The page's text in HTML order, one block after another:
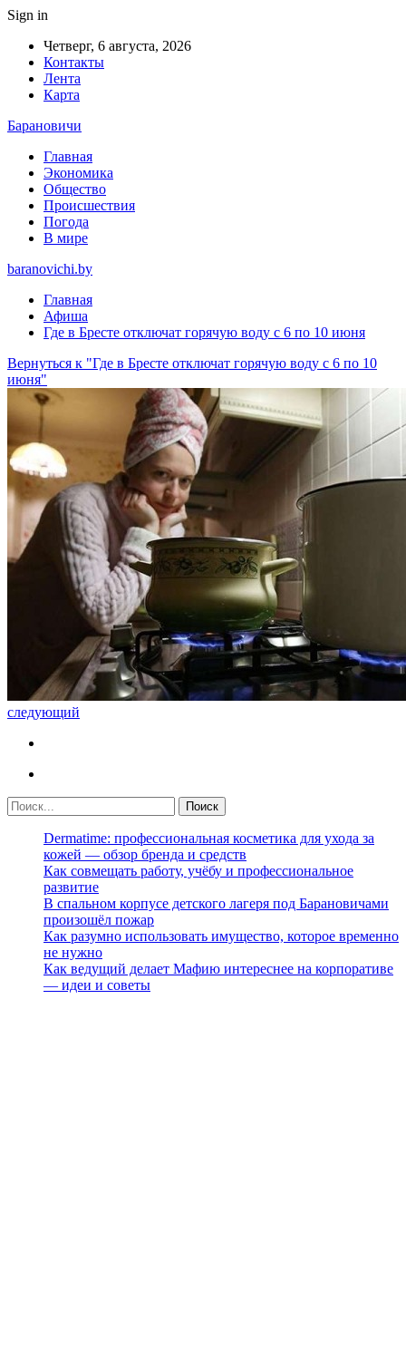
Sign in
Четверг, 6 августа, 2026
Контакты
Лента
Карта
Барановичи
Главная
Экономика
Общество
Происшествия
Погода
В мире
baranovichi.by
Главная
Афиша
Где в Бресте отключат горячую воду с 6 по 10 июня
Вернуться к "Где в Бресте отключат горячую воду с 6 по 10
июня"
следующий
Dermatime: профессиональная косметика для ухода за
кожей — обзор бренда и средств
Как совмещать работу, учёбу и профессиональное
развитие
В спальном корпусе детского лагеря под Барановичами
произошёл пожар
Как разумно использовать имущество, которое временно
не нужно
Как ведущий делает Мафию интереснее на корпоративе
— идеи и советы